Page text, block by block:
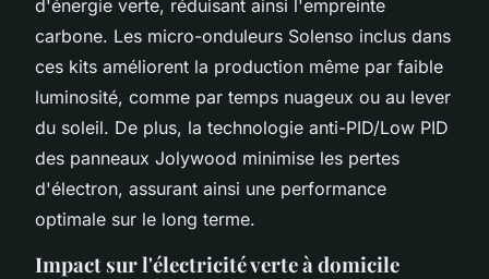
d'énergie verte, réduisant ainsi l'empreinte
carbone. Les micro-onduleurs Solenso inclus dans
ces kits améliorent la production même par faible
luminosité, comme par temps nuageux ou au lever
du soleil. De plus, la technologie anti-PID/Low PID
des panneaux Jolywood minimise les pertes
d'électron, assurant ainsi une performance
optimale sur le long terme.
Impact sur l'électricité verte à domicile